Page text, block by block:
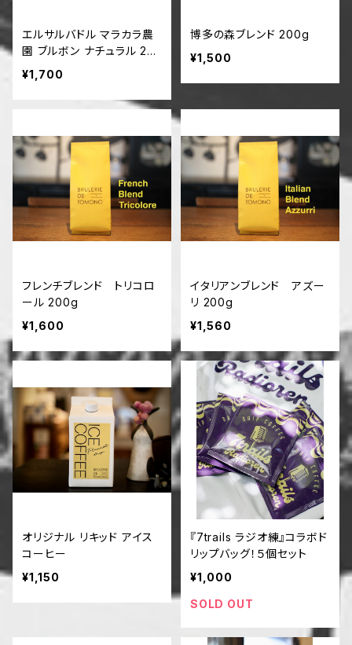
エルサルバドル マラカラ農
園 ブルボン ナチュラル 20
0g
¥1,700
博多の森ブレンド 200g
¥1,500
フレンチブレンド トリコロ
ール 200g
¥1,600
イタリアンブレンド アズー
リ 200g
¥1,560
オリジナル リキッド アイス
コーヒー
¥1,150
『7trails ラジオ練』コラボド
リップバッグ！５個セット
¥1,000
SOLD OUT